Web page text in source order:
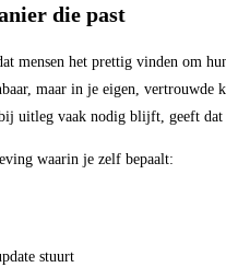
die past
mensen het prettig vinden om
maar in je eigen, vertrouwde
uitleg vaak nodig blijft, geeft dat
waarin je zelf bepaalt:
stuurt